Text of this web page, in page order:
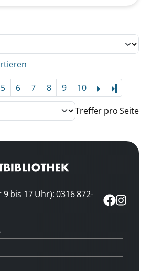
springen
5 6 7 8 9 10
Treffer pro Seite
bis 17 Uhr): 0316 872-